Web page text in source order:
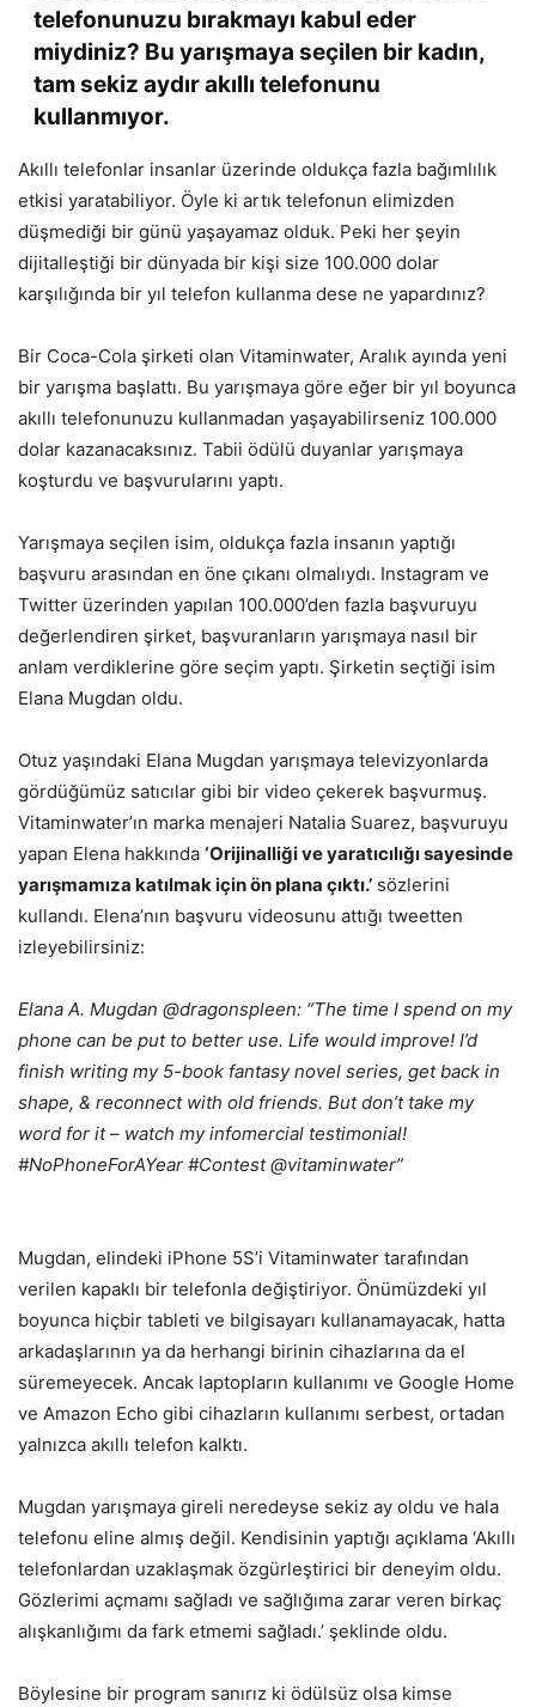
telefonunuzu bırakmayı kabul eder
miydiniz? Bu yarışmaya seçilen bir kadın,
tam sekiz aydır akıllı telefonunu
kullanmıyor.
Akıllı telefonlar insanlar üzerinde oldukça fazla bağımlılık
etkisi yaratabiliyor. Öyle ki artık telefonun elimizden
düşmediği bir günü yaşayamaz olduk. Peki her şeyin
dijitalleştiği bir dünyada bir kişi size 100.000 dolar
karşılığında bir yıl telefon kullanma dese ne yapardınız?
Bir Coca-Cola şirketi olan Vitaminwater, Aralık ayında yeni
bir yarışma başlattı. Bu yarışmaya göre eğer bir yıl boyunca
akıllı telefonunuzu kullanmadan yaşayabilirseniz 100.000
dolar kazanacaksınız. Tabii ödülü duyanlar yarışmaya
koşturdu ve başvurularını yaptı.
Yarışmaya seçilen isim, oldukça fazla insanın yaptığı
başvuru arasından en öne çıkanı olmalıydı. Instagram ve
Twitter üzerinden yapılan 100.000’den fazla başvuruyu
değerlendiren şirket, başvuranların yarışmaya nasıl bir
anlam verdiklerine göre seçim yaptı. Şirketin seçtiği isim
Elana Mugdan oldu.
Otuz yaşındaki Elana Mugdan yarışmaya televizyonlarda
gördüğümüz satıcılar gibi bir video çekerek başvurmuş.
Vitaminwater’ın marka menajeri Natalia Suarez, başvuruyu
yapan Elena hakkında ‘Orijinalliği ve yaratıcılığı sayesinde
yarışmamıza katılmak için ön plana çıktı.’ sözlerini
kullandı. Elena’nın başvuru videosunu attığı tweetten
izleyebilirsiniz:
Elana A. Mugdan @dragonspleen: “The time I spend on my
phone can be put to better use. Life would improve! I’d
finish writing my 5-book fantasy novel series, get back in
shape, & reconnect with old friends. But don’t take my
word for it – watch my infomercial testimonial!
#NoPhoneForAYear #Contest @vitaminwater”
Mugdan, elindeki iPhone 5S’i Vitaminwater tarafından
verilen kapaklı bir telefonla değiştiriyor. Önümüzdeki yıl
boyunca hiçbir tableti ve bilgisayarı kullanamayacak, hatta
arkadaşlarının ya da herhangi birinin cihazlarına da el
süremeyecek. Ancak laptopların kullanımı ve Google Home
ve Amazon Echo gibi cihazların kullanımı serbest, ortadan
yalnızca akıllı telefon kalktı.
Mugdan yarışmaya gireli neredeyse sekiz ay oldu ve hala
telefonu eline almış değil. Kendisinin yaptığı açıklama ‘Akıllı
telefonlardan uzaklaşmak özgürleştirici bir deneyim oldu.
Gözlerimi açmamı sağladı ve sağlığıma zarar veren birkaç
alışkanlığımı da fark etmemi sağladı.’ şeklinde oldu.
Böylesine bir program sanırız ki ödülsüz olsa kimse